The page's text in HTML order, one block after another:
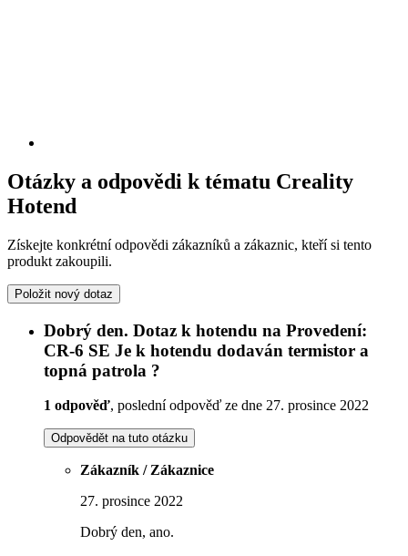
Otázky a odpovědi k tématu Creality
Hotend
Získejte konkrétní odpovědi zákazníků a zákaznic, kteří si tento
produkt zakoupili.
Položit nový dotaz
Dobrý den. Dotaz k hotendu na Provedení:
CR-6 SE Je k hotendu dodaván termistor a
topná patrola ?
1 odpověď, poslední odpověď ze dne 27. prosince 2022
Odpovědět na tuto otázku
Zákazník / Zákaznice
27. prosince 2022
Dobrý den, ano.